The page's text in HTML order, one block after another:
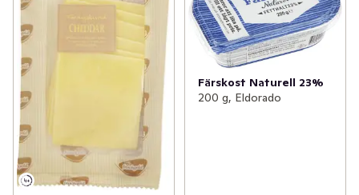
Färskost Naturell 23%
200 g, Eldorado